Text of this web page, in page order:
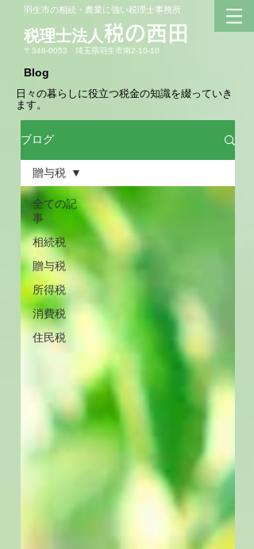
羽生市の相続・農業に強い税理士事務所
税理士法人​税の西田
〒348-0053 埼玉県羽生市南2-10-10
Blog
日々の暮らしに役立つ税金の知識を綴っていき
ます。
ブログ
全ての記
事
相続税
贈与税
所得税
消費税
住民税
贈与税